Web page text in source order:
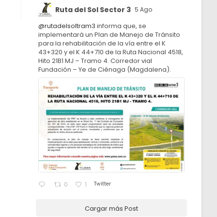
Ruta del Sol Sector 3 5 Ago
@rutadelsoltram3 informa que, se
implementará un Plan de Manejo de Tránsito
para la rehabilitación de la vía entre el K
43+320 y el K 44+710 de la Ruta Nacional 4518,
Hito 21B1 MJ – Tramo 4. Corredor vial
Fundación – Ye de Ciénaga (Magdalena).
0 1 Twitter
Cargar más Post